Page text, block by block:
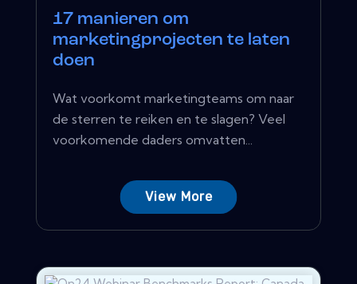
17 manieren om
marketingprojecten te laten
doen
Wat voorkomt marketingteams om naar
de sterren te reiken en te slagen? Veel
voorkomende daders omvatten...
View More